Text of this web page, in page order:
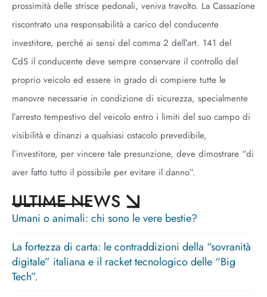
prossimità delle strisce pedonali, veniva travolto. La Cassazione
riscontrato una responsabilità a carico del conducente
investitore, perché ai sensi del comma 2 dell’art. 141 del
CdS il conducente deve sempre conservare il controllo del
proprio veicolo ed essere in grado di compiere tutte le
manovre necessarie in condizione di sicurezza, specialmente
l’arresto tempestivo del veicolo entro i limiti del suo campo di
visibilità e dinanzi a qualsiasi ostacolo prevedibile,
l’investitore, per vincere tale presunzione, deve dimostrare “di
aver fatto tutto il possibile per evitare il danno”.
ULTIME NEWS
Umani o animali: chi sono le vere bestie?
La fortezza di carta: le contraddizioni della “sovranità
digitale” italiana e il racket tecnologico delle “Big
Tech”.